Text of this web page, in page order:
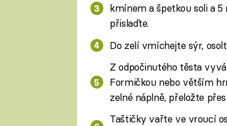
kmínem a špetkou soli a
přislaďte.
Do zelí vmíchejte sýr,
Z odpočinutého těsta
Formičkou nebo větším
zelné náplně, přeložte
Taštičky vařte ve vroucí